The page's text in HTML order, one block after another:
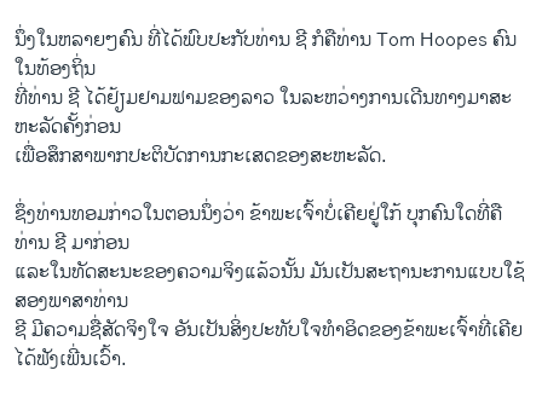
ນຶ່ງ​ໃນ​ຫລາຍໆ​ຄົນ​ ທີ່​ໄດ້​ພົບ​ປະ​ກັບ​ທ່ານ ຊີ ກໍ​ຄື​ທ່ານ Tom Hoopes ຄົນ​
ໃນ​ທ້ອງ​ຖິ່ນ
ທີ່​ທ່ານ ຊີ ​ໄດ້​ຢ້ຽມຢາມ​ຟາ​ມຂອງລາວ ​ໃນ​ລະຫວ່າງການ​ເດີນທາງ​ມາສະ​
ຫະລັດ​ຄັ້ງ​ກ່ອນ
ເພື່ອ​ສຶກສາ​ພາກ​ປະຕິບັດ​ການກະ​ເສດ​ຂອງ​ສະຫະລັດ.
ຊຶ່ງ​ທ່ານ​ທອມກ່າວ​ໃນ​ຕອນ​ນຶ່ງ​ວ່າ ຂ້າພະ​ເຈົ້າບໍ່​ເຄີຍ​ຢູ່​ໃກ້ ​ບຸກຄົນ​ໃດ​ທີ່​ຄື​
ທ່ານ ຊີ ມາ​ກ່ອນ
ແລະ​ໃນ​ທັດສະນະ​ຂອງ​ຄວາມ​ຈິງ​ແລ້ວ​ນັ້ນ ​ມັນ​ເປັນ​ສະຖານະ​ການ​ແບບ​ໃຊ້
ສອງ​ພາສາທ່ານ
ຊີ ມີ​ຄວາມ​ຊື່ສັດ​ຈິງ​ໃຈ ອັນ​ເປັນ​ສິ່ງ​ປະ​ທັບ​ໃຈ​ທໍາ​ອິດຂອງ​ຂ້າພະ​ເຈົ້າທີ່​ເຄີຍ​
ໄດ້​ຟັງ​ເພີ່ນ​ເວົ້າ.